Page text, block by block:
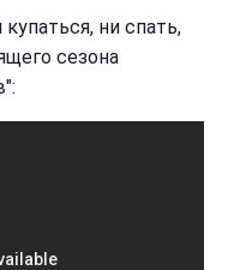
ни спать,
сезона